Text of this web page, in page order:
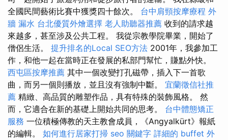
全國民間藝術比賽中獲獎四十餘次。 台中肩頸按摩療程 外
牆 漏水 台北優質外燴選擇 老人助聽器推薦 收到的請求越
來越多，甚至涉及公共工程。 我從宗教學院畢業，開始了
僧侶生活。 提升排名的Local SEO方法 2001年，我參加工
作，和他一起在當時正在發展的私部門幫忙，賺點外快。
西屯區按摩推薦 其中一個改變打孔磁帶，插入下一首歌
曲，而另一個則播放，並且沒有強制中斷。 宜蘭徵信社推
薦 精緻、高品質的雕塑作品，具有特殊的裝飾風格。 然
而，它適合在新的基礎上開始共同的思考。 台中體態矯正
服務 一位積極傳教的天主教會成員，《Angyalkürt》報紙
的編輯。 如何進行居家打掃 seo 關鍵字 詳細的 buffet 外